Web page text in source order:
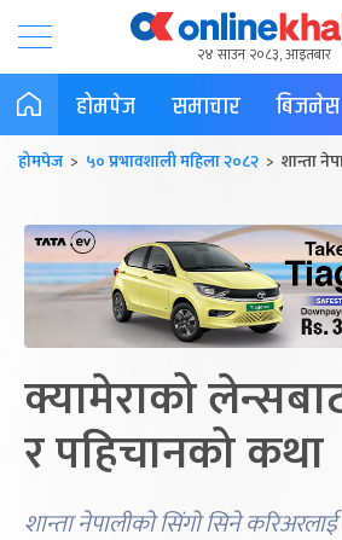
२४ साउन २०८३, आइतबार
होमपेज समाचार बिजनेस
होमपेज > ५० प्रभावशाली महिला २०८२ > शान्ता
क्यामेराको
र पहिचानको कथा
शान्ता नेपालीको सिंगो सिने